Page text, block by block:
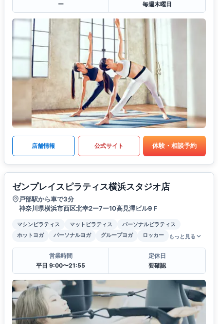
ー
毎週木曜日
店舗情報 公式サイト 体験・相談予約
ゼンプレイスピラティス横浜スタジオ店
戸部駅から車で3分
神奈川県横浜市西区北幸2ー7ー10高見澤ビル9Ｆ
マシンピラティス マットピラティス
パーソナルピラティス
ホットヨガ
パーソナルヨガ グループヨガ ロッカー もっと見る
営業時間
平日 9:00〜21:55
定休日
要確認